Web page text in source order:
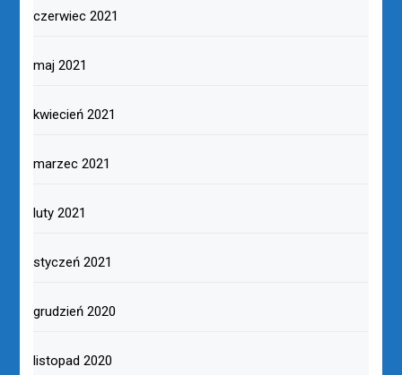
czerwiec 2021
maj 2021
kwiecień 2021
marzec 2021
luty 2021
styczeń 2021
grudzień 2020
listopad 2020